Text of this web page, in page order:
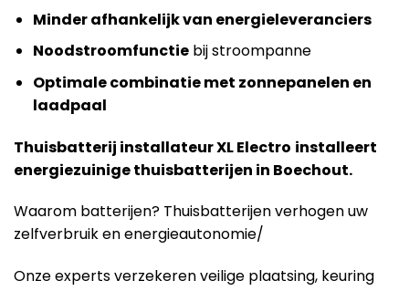
Minder afhankelijk van energieleveranciers
Noodstroomfunctiebij stroompanne
Optimale combinatie met zonnepanelen en
laadpaal
Thuisbatterij installateur XL Electro installeert
energiezuinige thuisbatterijen in Boechout.
Waarom batterijen? Thuisbatterijen verhogen uw
zelfverbruik en energieautonomie/
Onze experts verzekeren veilige plaatsing, keuring